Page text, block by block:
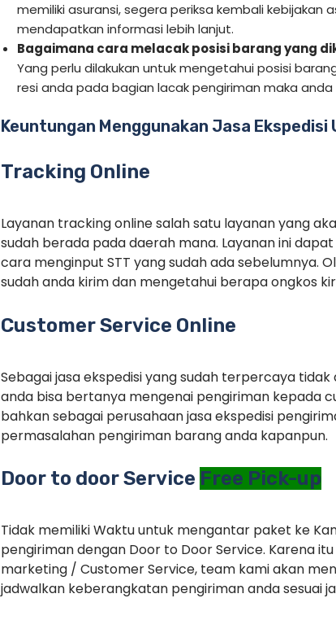
memiliki asuransi, segera periksa kembali kebijakan
mendapatkan informasi lebih lanjut.
Bagaimana cara melacak posisi barang yang
Yang perlu dilakukan untuk mengetahui posisi
resi anda pada bagian lacak pengiriman maka
Keuntungan Menggunakan Jasa Ekspedisi
Tracking Online
Layanan tracking online salah satu layanan yang
sudah berada pada daerah mana. Layanan ini
cara menginput STT yang sudah ada sebelumnya.
sudah anda kirim dan mengetahui berapa ongkos
Customer Service Online
Sebagai jasa ekspedisi yang sudah terpercaya
anda bisa bertanya mengenai pengiriman kepada
bahkan sebagai perusahaan jasa ekspedisi
permasalahan pengiriman barang anda kapanpun.
Door to door Service Free Pick-up
Tidak memiliki Waktu untuk mengantar paket ke
pengiriman dengan Door to Door Service. Karena
marketing / Customer Service, team kami akan
jadwalkan keberangkatan pengiriman anda sesuai